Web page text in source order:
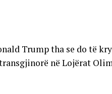
Trump tha se do të
në Lojërat